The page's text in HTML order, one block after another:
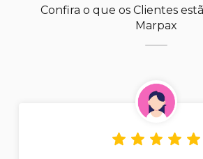
Confira o que os Clientes
Marpax